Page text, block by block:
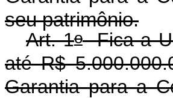
seu patrimônio.
Art. 1oFica a
até R$
Garantia para a